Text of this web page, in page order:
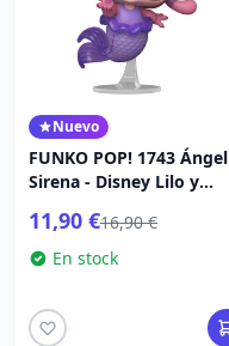
Nuevo
FUNKO POP! 1743 Ángel
Sirena - Disney Lilo y
11,90 €16,90 €
En stock